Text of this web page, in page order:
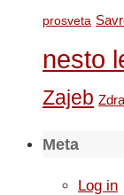
prosveta
nesto
Zajeb
Meta
Log in